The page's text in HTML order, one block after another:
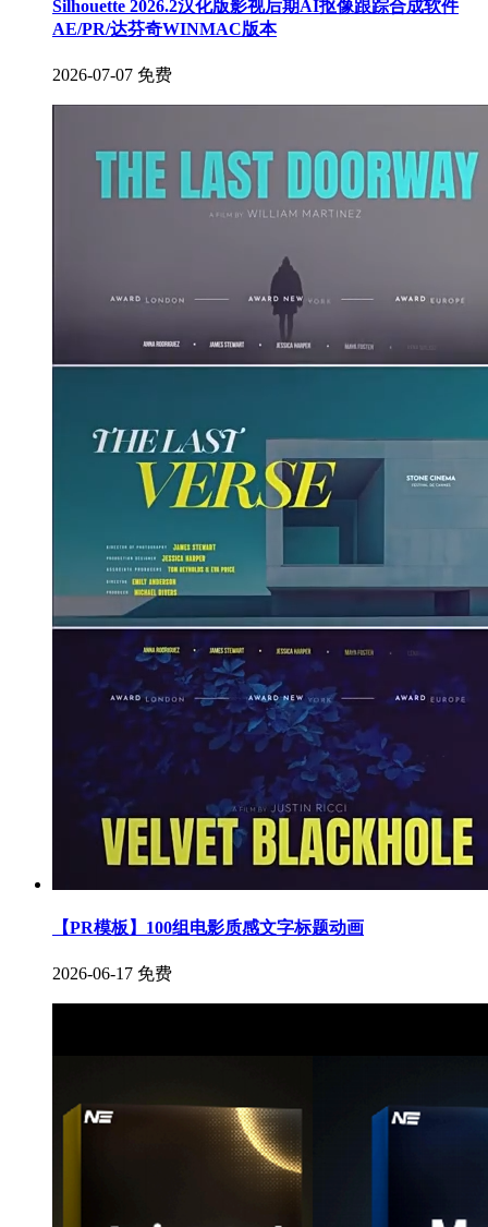
Silhouette 2026.2汉化版影视后期AI抠像跟踪合成软件
AE/PR/达芬奇WINMAC版本
2026-07-07 免费
【PR模板】100组电影质感文字标题动画
2026-06-17 免费